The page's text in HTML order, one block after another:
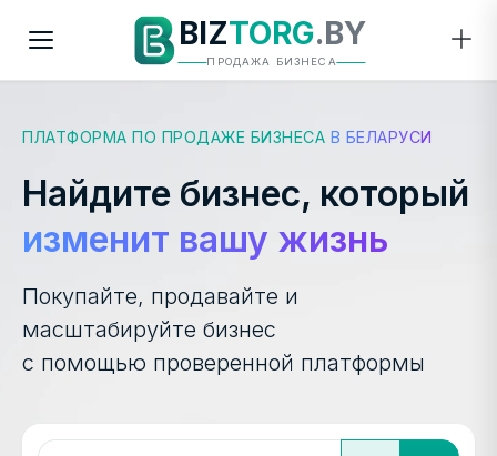
BIZTORG.BY
ПРОДАЖА БИЗНЕСА
ПЛАТФОРМА ПО ПРОДАЖЕ БИЗНЕСА В БЕЛАРУСИ
Найдите бизнес, который
изменит вашу жизнь
Покупайте, продавайте и
масштабируйте бизнес
с помощью проверенной платформы